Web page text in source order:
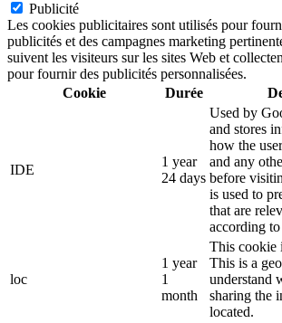
Publicité
Les cookies publicitaires sont utilisés pour
publicités et des campagnes marketing
suivent les visiteurs sur les sites Web et
pour fournir des publicités personnalisées.
Cookie
Durée
IDE
1 year
24 days
Used by
and stores
how the
and any
before
is used to
that are
according
loc
1 year
1
month
This cookie
This is a
understand
sharing the
located.